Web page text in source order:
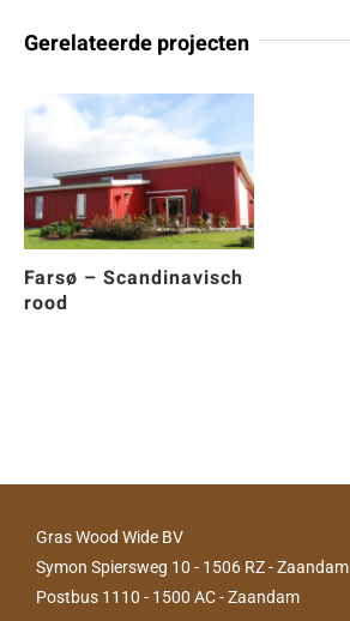
Gerelateerde projecten
Farsø – Scandinavisch
rood
Gras Wood Wide BV
Symon Spiersweg 10 - 1506 RZ - Zaandam
Postbus 1110 - 1500 AC - Zaandam